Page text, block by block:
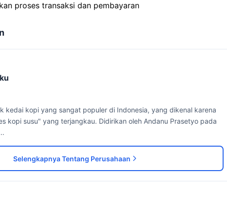
proses transaksi dan pembayaran
kedai kopi yang sangat populer di Indonesia, yang dikenal karena
kopi susu" yang terjangkau. Didirikan oleh Andanu Prasetyo pada
Selengkapnya Tentang Perusahaan